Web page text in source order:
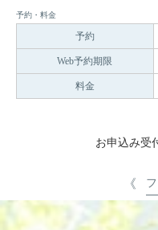
予約・料金
予約
Web予約期限
料金
お申込み受